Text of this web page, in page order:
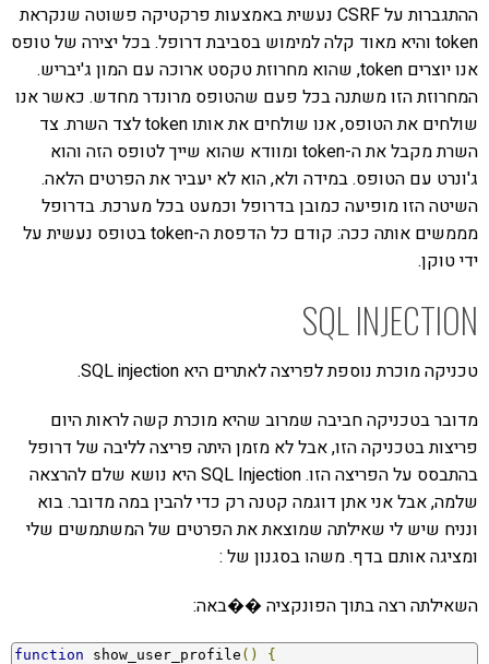
ההתגברות על CSRF נעשית באמצעות פרקטיקה פשוטה שנקראת
token והיא מאוד קלה למימוש בסביבת דרופל. בכל יצירה של טופס
אנו יוצרים token, שהוא מחרוזת טקסט ארוכה עם המון ג'יבריש.
המחרוזת הזו משתנה בכל פעם שהטופס מרונדר מחדש. כאשר אנו
שולחים את הטופס, אנו שולחים את אותו token לצד השרת. צד
השרת מקבל את ה-token ומוודא שהוא שייך לטופס הזה והוא
ג'ונרט עם הטופס. במידה ולא, הוא לא יעביר את הפרטים הלאה.
השיטה הזו מופיעה כמובן בדרופל וכמעט בכל מערכת. בדרופל
מממשים אותה ככה: קודם כל הדפסת ה-token בטופס נעשית על
ידי טוקן.
SQL INJECTION
טכניקה מוכרת נוספת לפריצה לאתרים היא SQL injection.
מדובר בטכניקה חביבה שמרוב שהיא מוכרת קשה לראות היום
פריצות בטכניקה הזו, אבל לא מזמן היתה פריצה לליבה של דרופל
בהתבסס על הפריצה הזו. SQL Injection היא נושא שלם להרצאה
שלמה, אבל אני אתן דוגמה קטנה רק כדי להבין במה מדובר. בוא
ונניח שיש לי שאילתה שמוצאת את הפרטים של המשתמשים שלי
ומציגה אותם בדף. משהו בסגנון של :
השאילתה רצה בתוך הפונקציה ��באה:
function show_user_profile ()
{